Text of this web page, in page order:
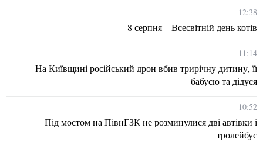
12:38
8 серпня – Всесвітній день котів
11:14
На Київщині російський дрон вбив трирічну дитину, її
бабусю та дідуся
10:52
Під мостом на ПівнГЗК не розминулися дві автівки і
тролейбус